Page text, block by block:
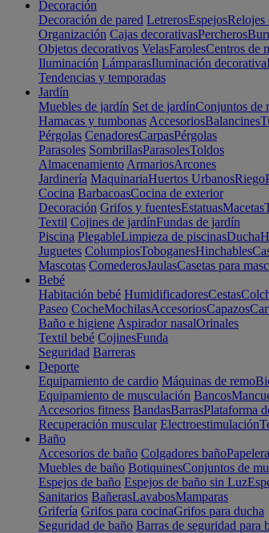
Decoración
Decoración de pared LetrerosEspejosRelojes
Organización Cajas decorativasPercheros
Objetos decorativos VelasFarolesCentros de
Iluminación LámparasIluminación decorativa
Tendencias y temporadas
Jardín
Muebles de jardín Set de jardínConjuntos de
Hamacas y tumbonas AccesoriosBalancines
Pérgolas CenadoresCarpasPérgolas
Parasoles SombrillasParasolesToldos
Almacenamiento ArmariosArcones
Jardinería MaquinariaHuertos UrbanosRiego
Cocina BarbacoasCocina de exterior
Decoración Grifos y fuentesEstatuasMacetas
Textil Cojines de jardínFundas de jardín
Piscina PlegableLimpieza de piscinasDucha
Juguetes ColumpiosToboganesHinchables
Mascotas ComederosJaulasCasetas para
Bebé
Habitación bebé HumidificadoresCestas
Paseo CocheMochilasAccesoriosCapazos
Baño e higiene Aspirador nasalOrinales
Textil bebé CojinesFunda
Seguridad Barreras
Deporte
Equipamiento de cardio Máquinas de remo
Equipamiento de musculación Bancos
Accesorios fitness BandasBarrasPlataforma
Recuperación muscular Electroestimulación
Baño
Accesorios de baño Colgadores baño
Muebles de baño BotiquinesConjuntos de
Espejos de baño Espejos de baño sin Luz
Sanitarios BañerasLavabosMamparas
Grifería Grifos para cocinaGrifos para ducha
Seguridad de baño Barras de seguridad para